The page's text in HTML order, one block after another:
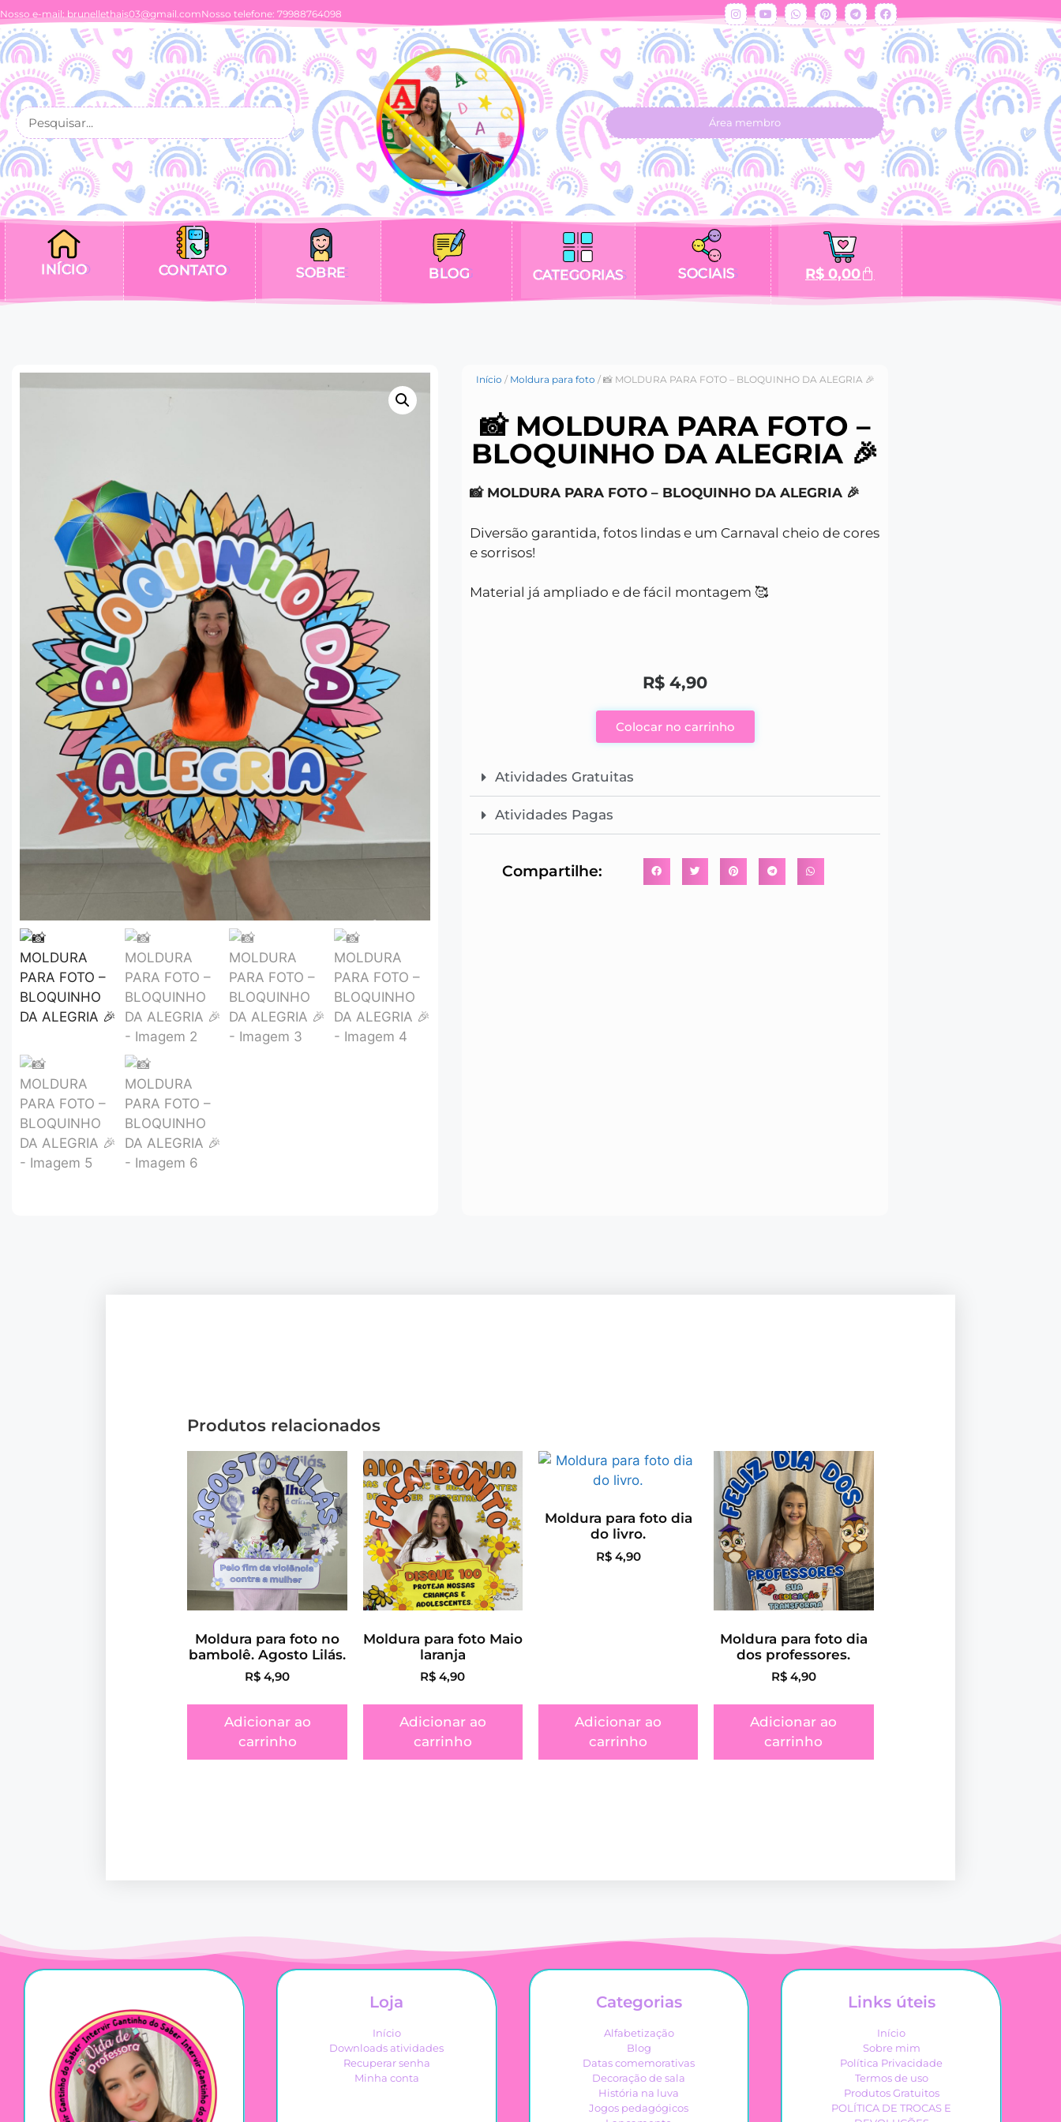
Nosso e-mail:brunellethais03@gmail.comNosso telefone: 79988764098
Área membro
INÍCIO CONTATO SOBRE BLOG CATEGORIAS SOCIAIS R$ 0,00
Início / Moldura para foto / 📸 MOLDURA PARA FOTO – BLOQUINHO DA ALEGRIA 🎉
📸 MOLDURA PARA FOTO –
BLOQUINHO DA ALEGRIA 🎉
📸 MOLDURA PARA FOTO – BLOQUINHO DA ALEGRIA 🎉
Diversão garantida, fotos lindas e um Carnaval cheio de cores
e sorrisos!
Material já ampliado e de fácil montagem 🥰
R$ 4,90
Colocar no carrinho
Atividades Gratuitas
Atividades Pagas
Compartilhe:
Produtos relacionados
Moldura para foto no
bambolê. Agosto Lilás.
R$ 4,90
Adicionar ao
carrinho
Moldura para foto Maio
laranja
R$ 4,90
Adicionar ao
carrinho
Moldura para foto dia
do livro.
R$4,90
Adicionar ao
carrinho
Moldura para foto dia
dos professores.
R$4,90
Adicionar ao
carrinho
Loja
Início
Downloads atividades
Recuperar senha
Minha conta
Categorias
Alfabetização
Blog
Datas comemorativas
Decoração de sala
História na luva
Jogos pedagógicos
Links úteis
Início
Sobre mim
Política Privacidade
Termos de uso
Produtos Gratuitos
POLÍTICA DE TROCAS E